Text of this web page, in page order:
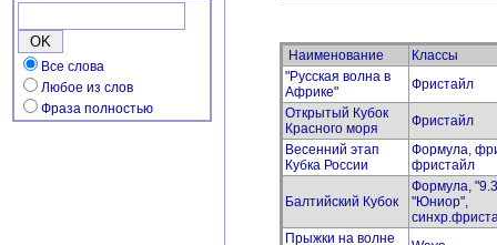
Все слова
Любое из слов
Фраза полностью
Наименование
Классы
"Русская волна в
Африке"
Фристайл
Открытый Кубок
Красного моря
Фристайл
Весенний этап
Кубка России
Формула,
фристайл
Балтийский Кубок
Формула,
"Юниор",
Прыжки на волне